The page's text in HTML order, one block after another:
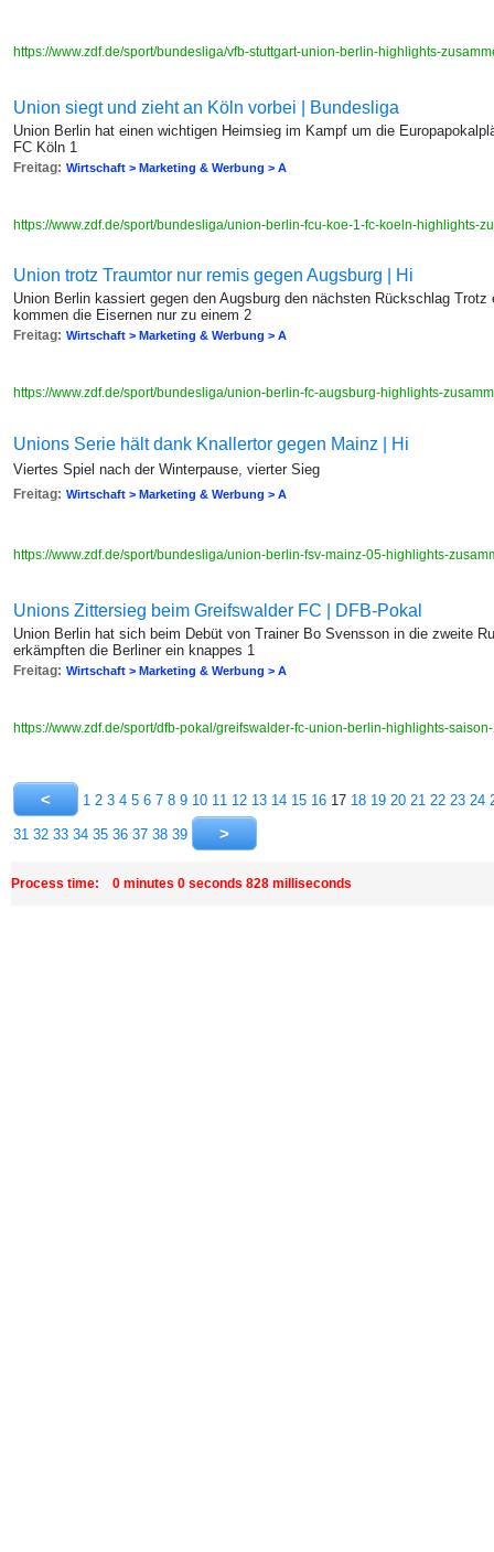
https://www.zdf.de/sport/bundesliga/vfb-stuttgart-union-berlin-highlights-
Union siegt und zieht an Köln vorbei | Bundesliga
Union Berlin hat einen wichtigen Heimsieg im Kampf um die
FC Köln 1
Freitag: Wirtschaft > Marketing & Werbung > A
https://www.zdf.de/sport/bundesliga/union-berlin-fcu-koe-1-fc-koeln-highlights-
Union trotz Traumtor nur remis gegen Augsburg | Hi
Union Berlin kassiert gegen den Augsburg den nächsten Rückschlag
kommen die Eisernen nur zu einem 2
Freitag: Wirtschaft > Marketing & Werbung > A
https://www.zdf.de/sport/bundesliga/union-berlin-fc-augsburg-highlights-
Unions Serie hält dank Knallertor gegen Mainz | Hi
Viertes Spiel nach der Winterpause, vierter Sieg
Freitag: Wirtschaft > Marketing & Werbung > A
https://www.zdf.de/sport/bundesliga/union-berlin-fsv-mainz-05-highlights-
Unions Zittersieg beim Greifswalder FC | DFB-Pokal
Union Berlin hat sich beim Debüt von Trainer Bo Svensson in die zweite
erkämpften die Berliner ein knappes 1
Freitag: Wirtschaft > Marketing & Werbung > A
https://www.zdf.de/sport/dfb-pokal/greifswalder-fc-union-berlin-highlights-
1 2 3 4 5 6 7 8 9 10 11 12 13 14 15 16 17 18 19 20 21 22 23 24
31 32 33 34 35 36 37 38 39
Process time: 0 minutes 0 seconds 828 milliseconds